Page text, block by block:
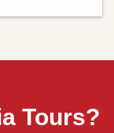
Tours?